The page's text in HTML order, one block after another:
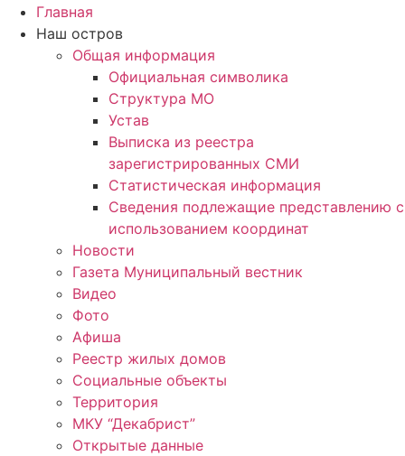
Главная
Наш остров
Общая информация
Официальная символика
Структура МО
Устав
Выписка из реестра
зарегистрированных СМИ
Статистическая информация
Сведения подлежащие представлению с
использованием координат
Новости
Газета Муниципальный вестник
Видео
Фото
Афиша
Реестр жилых домов
Социальные объекты
Территория
МКУ “Декабрист”
Открытые данные